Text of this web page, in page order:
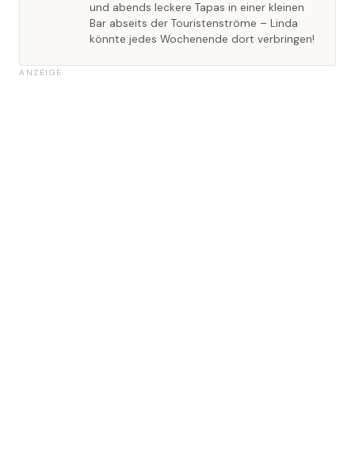
und abends leckere Tapas in einer kleinen
Bar abseits der Touristenströme – Linda
könnte jedes Wochenende dort verbringen!
ANZEIGE